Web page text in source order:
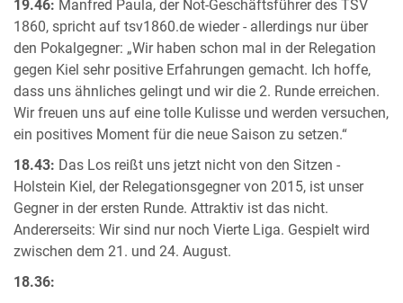
19.46: Manfred Paula, der Not-Geschäftsführer des TSV
1860, spricht auf tsv1860.de wieder - allerdings nur über
den Pokalgegner: „Wir haben schon mal in der Relegation
gegen Kiel sehr positive Erfahrungen gemacht. Ich hoffe,
dass uns ähnliches gelingt und wir die 2. Runde erreichen.
Wir freuen uns auf eine tolle Kulisse und werden versuchen,
ein positives Moment für die neue Saison zu setzen.“
18.43: Das Los reißt uns jetzt nicht von den Sitzen -
Holstein Kiel, der Relegationsgegner von 2015, ist unser
Gegner in der ersten Runde. Attraktiv ist das nicht.
Andererseits: Wir sind nur noch Vierte Liga. Gespielt wird
zwischen dem 21. und 24. August.
18.36: